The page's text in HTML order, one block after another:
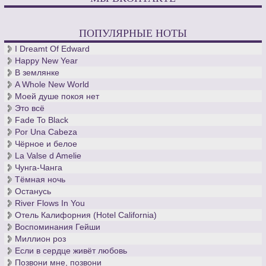
Источник духа («Бах» означает «ручей»), забытый на
ПОПУЛЯРНЫЕ НОТЫ
I Dreamt Of Edward
Happy New Year
В землянке
A Whole New World
Моей душе покоя нет
Это всё
Fade To Black
Por Una Cabeza
Чёрное и белое
La Valse d Amelie
Чунга-Чанга
Тёмная ночь
Останусь
River Flows In You
Отель Калифорния (Hotel California)
Воспоминания Гейши
Миллион роз
Если в сердце живёт любовь
Позвони мне, позвони